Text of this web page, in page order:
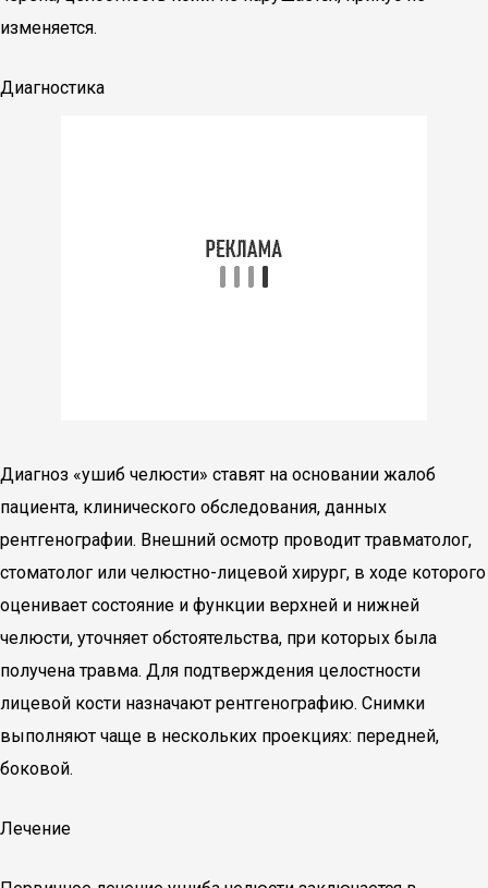
изменяется.
Диагностика
Диагноз «ушиб челюсти» ставят на основании жалоб
пациента, клинического обследования, данных
рентгенографии. Внешний осмотр проводит травматолог,
стоматолог или челюстно-лицевой хирург, в ходе которого
оценивает состояние и функции верхней и нижней
челюсти, уточняет обстоятельства, при которых была
получена травма. Для подтверждения целостности
лицевой кости назначают рентгенографию. Снимки
выполняют чаще в нескольких проекциях: передней,
боковой.
Лечение